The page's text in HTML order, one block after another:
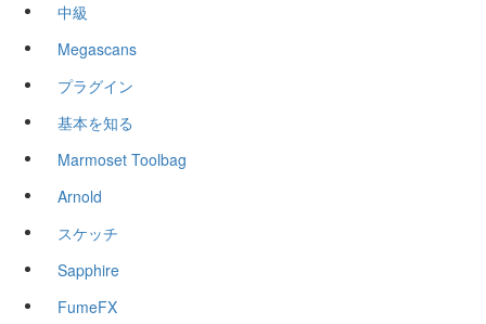
中級
Megascans
プラグイン
基本を知る
Marmoset Toolbag
Arnold
スケッチ
Sapphire
FumeFX